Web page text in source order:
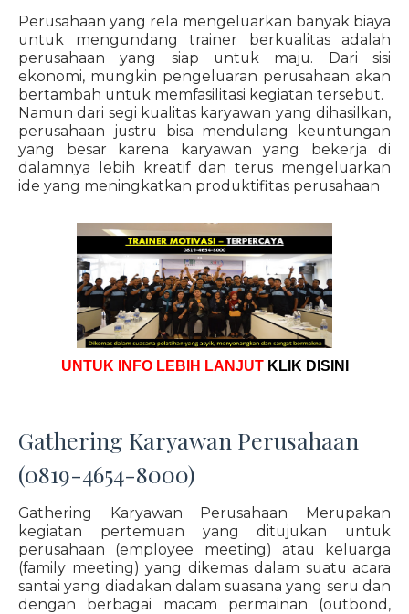
Perusahaan yang rela mengeluarkan banyak biaya
untuk mengundang trainer berkualitas adalah
perusahaan yang siap untuk maju. Dari sisi
ekonomi, mungkin pengeluaran perusahaan akan
bertambah untuk memfasilitasi kegiatan tersebut.
Namun dari segi kualitas karyawan yang dihasilkan,
perusahaan justru bisa mendulang keuntungan
yang besar karena karyawan yang bekerja di
dalamnya lebih kreatif dan terus mengeluarkan
ide yang meningkatkan produktifitas perusahaan
UNTUK INFO LEBIH LANJUT KLIK DISINI
Gathering Karyawan Perusahaan
(0819-4654-8000)
Gathering Karyawan Perusahaan Merupakan
kegiatan pertemuan yang ditujukan untuk
perusahaan (employee meeting) atau keluarga
(family meeting) yang dikemas dalam suatu acara
santai yang diadakan dalam suasana yang seru dan
dengan berbagai macam permainan (outbond,